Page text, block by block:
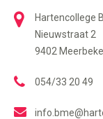
Hartencollege
Nieuwstraat 2
9402 Meerbeke
054/33 20 49